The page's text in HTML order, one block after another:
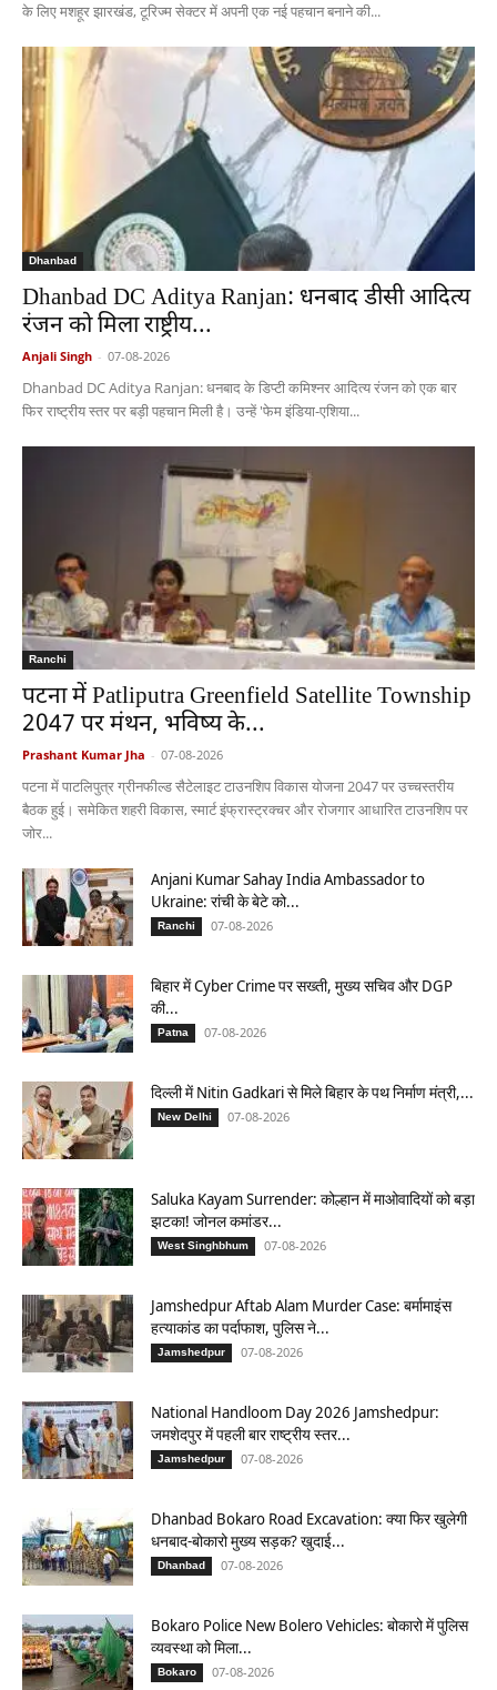
के लिए मशहूर झारखंड, टूरिज्म सेक्टर में अपनी एक नई पहचान बनाने की...
Dhanbad
Dhanbad DC Aditya Ranjan: धनबाद डीसी आदित्य
रंजन को मिला राष्ट्रीय...
Anjali Singh - 07-08-2026
Dhanbad DC Aditya Ranjan: धनबाद के डिप्टी कमिश्नर आदित्य रंजन को एक बार
फिर राष्ट्रीय स्तर पर बड़ी पहचान मिली है। उन्हें 'फेम इंडिया-एशिया...
Ranchi
पटना में Patliputra Greenfield Satellite Township
2047 पर मंथन, भविष्य के...
Prashant Kumar Jha - 07-08-2026
पटना में पाटलिपुत्र ग्रीनफील्ड सैटेलाइट टाउनशिप विकास योजना 2047 पर उच्चस्तरीय
बैठक हुई। समेकित शहरी विकास, स्मार्ट इंफ्रास्ट्रक्चर और रोजगार आधारित टाउनशिप पर
जोर...
Anjani Kumar Sahay India Ambassador to
Ukraine: रांची के बेटे को...
Ranchi 07-08-2026
बिहार में Cyber Crime पर सख्ती, मुख्य सचिव और DGP
की...
Patna 07-08-2026
दिल्ली में Nitin Gadkari से मिले बिहार के पथ निर्माण मंत्री,...
New Delhi 07-08-2026
Saluka Kayam Surrender: कोल्हान में माओवादियों को बड़ा
झटका! जोनल कमांडर...
West Singhbhum 07-08-2026
Jamshedpur Aftab Alam Murder Case: बर्मामाइंस
हत्याकांड का पर्दाफाश, पुलिस ने...
Jamshedpur 07-08-2026
National Handloom Day 2026 Jamshedpur:
जमशेदपुर में पहली बार राष्ट्रीय स्तर...
Jamshedpur 07-08-2026
Dhanbad Bokaro Road Excavation: क्या फिर खुलेगी
धनबाद-बोकारो मुख्य सड़क? खुदाई...
Dhanbad 07-08-2026
Bokaro Police New Bolero Vehicles: बोकारो में पुलिस
व्यवस्था को मिला...
Bokaro 07-08-2026